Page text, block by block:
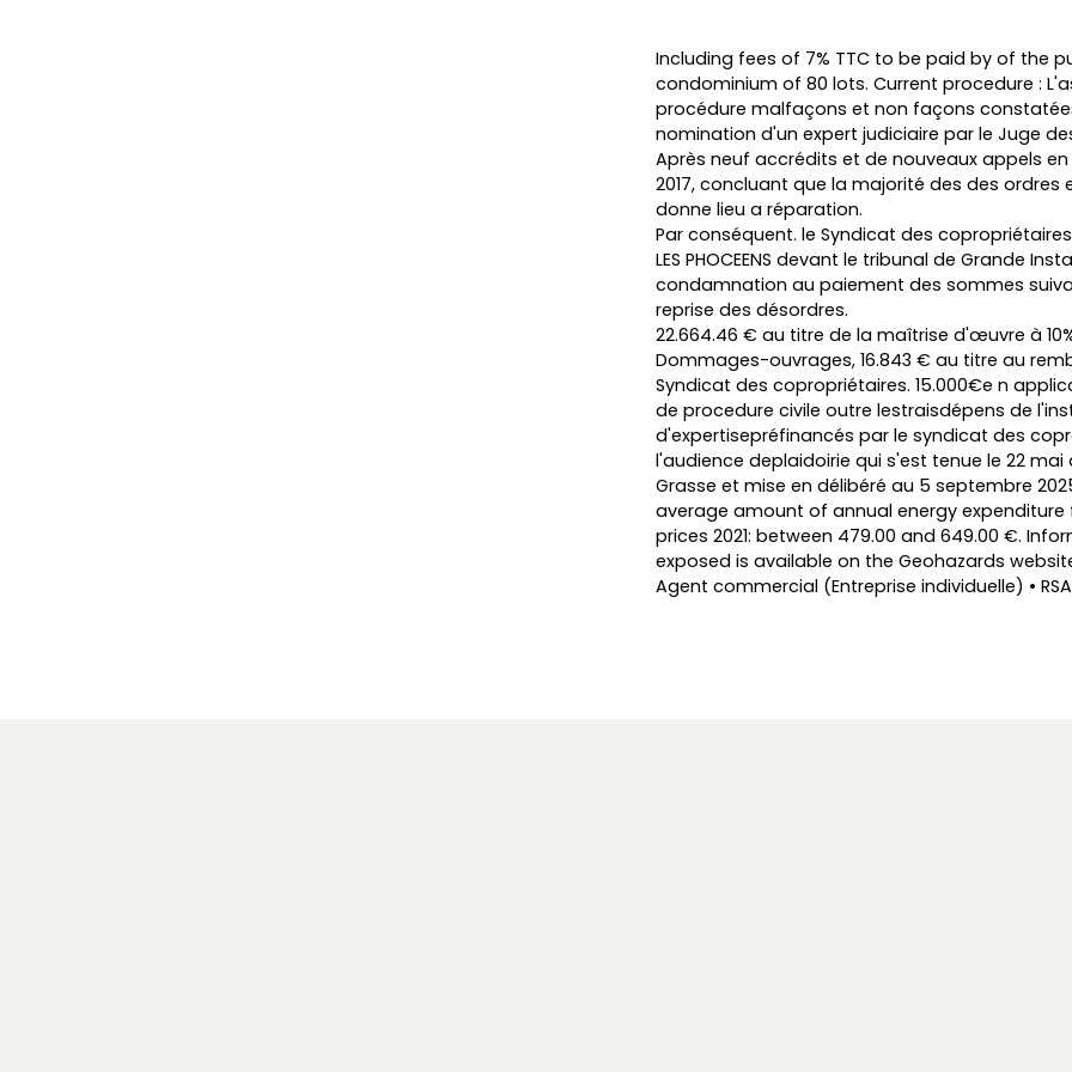
Including fees of 7% TTC to be paid by of the
condominium of 80 lots. Current procedure :
procédure malfaçons et non façons
nomination d'un expert judiciaire par le Juge
Après neuf accrédits et de nouveaux appels
2017, concluant que la majorité des des
donne lieu a réparation.
Par conséquent. le Syndicat des
LES PHOCEENS devant le tribunal de Grande
condamnation au paiement des sommes
reprise des désordres.
22.664.46 € au titre de la maîtrise d'œuvre à
Dommages-ouvrages, 16.843 € au titre au
Syndicat des copropriétaires. 15.000€e n
de procedure civile outre lestraisdépens de
d'expertisepréfinancés par le syndicat des
l'audience deplaidoirie qui s'est tenue le 22
Grasse et mise en délibéré au 5 septembre
average amount of annual energy
prices 2021: between 479.00 and 649.00 €.
exposed is available on the Geohazards
Agent commercial (Entreprise individuelle) •